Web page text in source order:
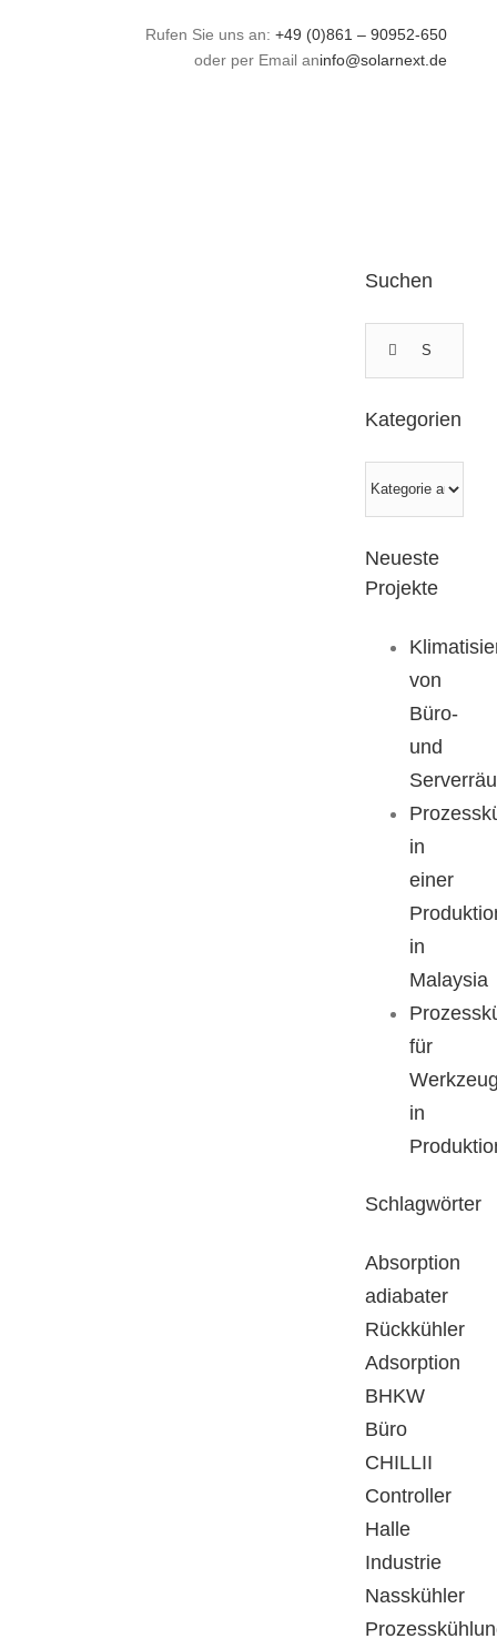
Rufen Sie uns an:+49 (0)861 – 90952-650
oder per Email aninfo@solarnext.de
Suchen
Kategorien
Neueste
Projekte
von
Büro-
und
in
einer
in
Malaysia
für
in
Schlagwörter
Absorption
adiabater
Rückkühler
Adsorption
BHKW
Büro
CHILLII
Controller
Halle
Industrie
Nasskühler